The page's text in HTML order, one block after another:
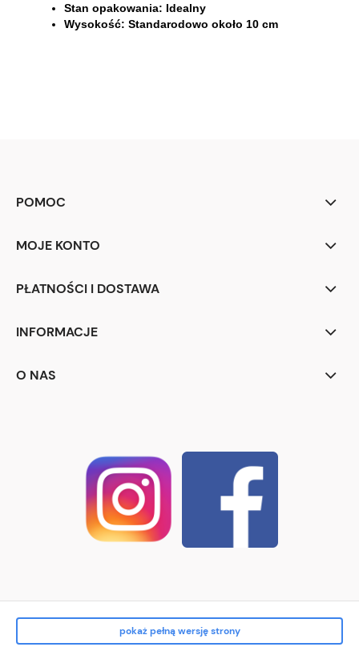
Stan opakowania: Idealny
Wysokość: Standarodowo około 10 cm
POMOC
MOJE KONTO
PŁATNOŚCI I DOSTAWA
INFORMACJE
O NAS
pokaż pełną wersję strony